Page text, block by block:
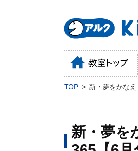
TOP 新・夢をかな
新・夢を